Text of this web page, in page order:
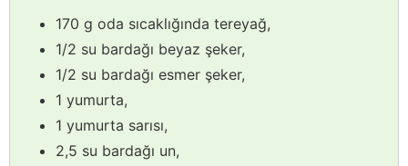
170 g oda sıcaklığında tereyağ,
1/2 su bardağı beyaz şeker,
1/2 su bardağı esmer şeker,
1 yumurta,
1 yumurta sarısı,
2,5 su bardağı un,